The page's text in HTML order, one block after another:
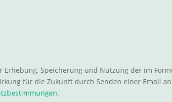
Speicherung und Nutzung der im
für die Zukunft durch Senden einer Email
.